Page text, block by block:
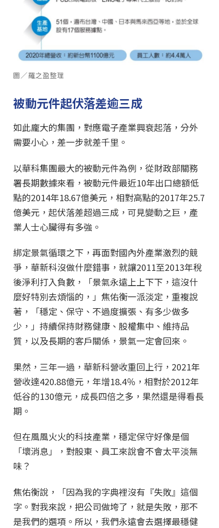
圖／羅之盈整理
被動元件起伏落差逾三成
如此龐大的集團，對應電子產業興衰起落，分外
需要小心，差一步就差千里。
以華科集團最大的被動元件為例，從財政部關務
署長期數據來看，被動元件最近10年出口總額低
點的2014年18.67億美元，相對高點的2017年25.7
億美元，起伏落差超過三成，可見變動之巨，產
業人士心臟得有多強。
綁定景氣循環之下，再面對國內外產業激烈的競
爭，華新科沒做什麼錯事，就讓2011至2013年稅
後淨利打入負數，「景氣永遠上上下下，這沒什
麼好特別去煩惱的，」焦佑衡一派淡定，重複說
著，「穩定、保守、不過度擴張、有多少做多
少，」持續保持財務健康、股權集中、維持品
質，以及長期的客戶關係，景氣一定會回來。
果然，三年一過，華新科營收重回上行，2021年
營收達420.88億元，年增18.4％，相對於2012年
低谷的130億元，成長四倍之多，果然還是得看長
期。
但在風風火火的科技產業，穩定保守好像是個
「壞消息」，對股東、員工來說會不會太平淡無
味？
焦佑衡說，「因為我的字典裡沒有『失敗』這個
字。對我來說，把公司做垮了，就是失敗，那不
是我們的選項。所以，我們永遠會去選擇最穩健